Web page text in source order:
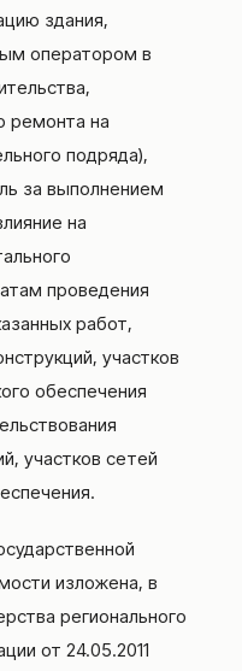
здания,
оператором в
ремонта на
подряда),
за выполнением
на
проведения
работ,
участков
обеспечения
участков сетей
изложена, в
регионального
от 24.05.2011